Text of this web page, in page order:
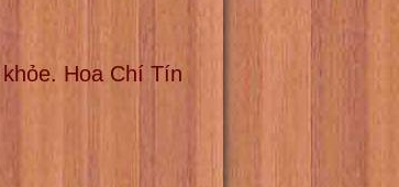
Hoa Chí Tín